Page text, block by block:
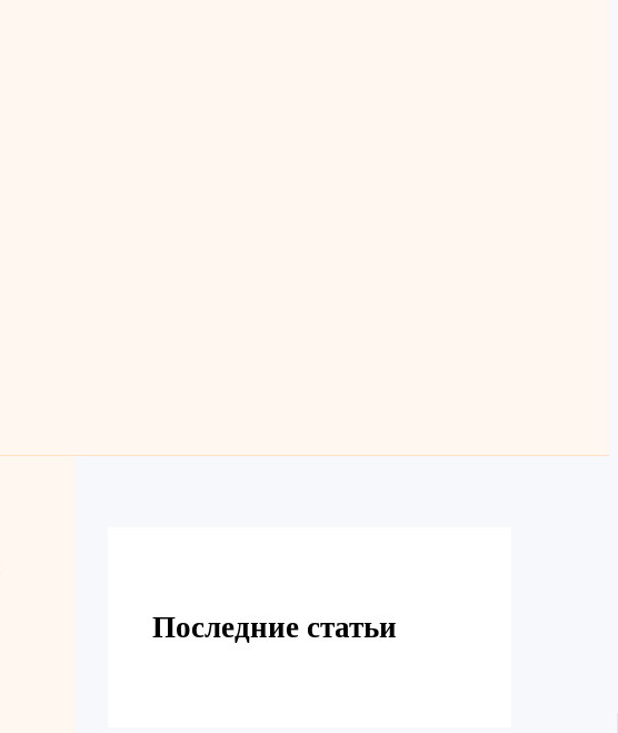
Последние статьи